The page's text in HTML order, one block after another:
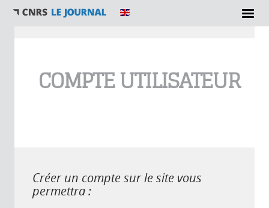
COMPTE UTILISATEUR
Créer un compte sur le site vous
permettra :